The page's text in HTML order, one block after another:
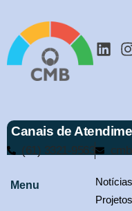
Canais de
(61) 3321-9563
Menu
Notícias
Projetos